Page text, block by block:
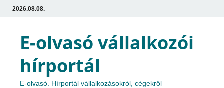
2026.08.08.
E-olvasó vállalkozói
hírportál
E-olvasó. Hírportál vállalkozásokról, cégekről